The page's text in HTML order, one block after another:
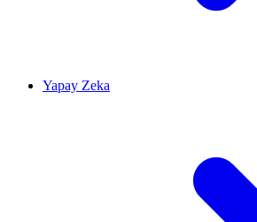
Yapay Zeka